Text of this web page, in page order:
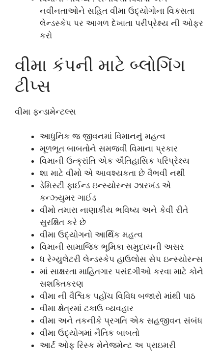
નવીનતાઓને સહિત વીમા ઉદ્યોગોના વિકસતા
લેન્ડસ્કેપ પર આગળ દેખાતા પરીપ્રેક્ષ્ય ની ઓફર
કરો
વીમા કંપની માટે બ્લોગિંગ
ટીપ્સ
વીમા ફન્ડામેન્ટલ્સ
આધુનિક જ જીવનમાં વિમાનનું મહત્વ
મૂળભૂત બાબતોને સમજવી વિમાના પ્રકાર
વિમાની ઉત્ક્રાંતિ એક ઐતિહાસિક પરિપ્રેક્ષ્ય
શા માટે વીમો એ આવશ્યકતા છે વૈભવી નથી
ડેમિસ્ટી ફાઈન્ડ ઇન્સ્યોરન્સ ઝારખંડ એ
કન્ઝ્યુમર ગાઈડ
વીમો તમારા નાણાકીય ભવિષ્ય અને કેવી રીતે
સુરક્ષિત કરે છે
વીમા ઉદ્યોગનો આર્થિક મહત્વ
વિમાની સામાજિક ભૂમિકા સમુદાયની અસર
ધ રેગ્યુલેટરી લેન્ડસ્કેપ હાઉલોસ સેપ ઇન્સ્યોરન્સ
માં સાક્ષરતા માહિતગાર પસંદગીઓ કરવા માટે કોને
સશક્તિકરણ
વીમા ની વૈશ્વિક પહોંચ વિવિધ બજારો માંથી પાઠ
વીમા ક્ષેત્રમાં ટકાઉ વ્યવહાર
વીમા અને તકનીકે પ્રગતિ એક સહજીવન સંબંધ
વીમા ઉદ્યોગમાં નૈતિક બાબતો
આર્ટ ઓફ રિસ્ક મેનેજમેન્ટ અ પ્રાઇમરી